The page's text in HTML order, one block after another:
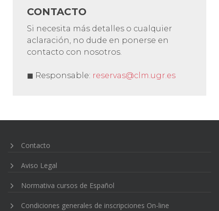
CONTACTO
Si necesita más detalles o cualquier
aclaración, no dude en ponerse en
contacto con nosotros.
◼ Responsable: reservas@clm.ugr.es
de
Contacto
Aviso Legal
Normativa cursos de Español
Condiciones generales de inscripciones On-line